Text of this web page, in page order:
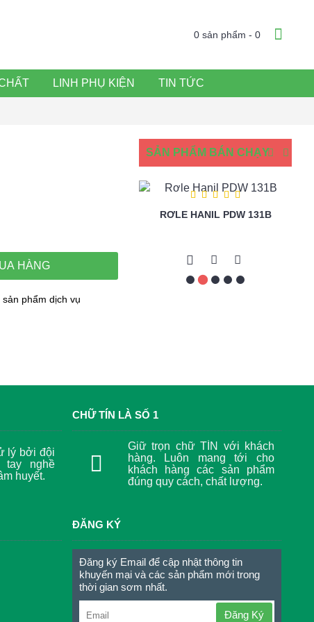
0 sản phẩm - 0
LINH PHỤ KIỆN TIN TỨC
SẢN PHẨM BÁN CHẠY
RƠLE HANIL PDW 131B
HÀNG
sản phẩm dịch vụ
lý bởi đội
tay nghề
huyết.
CHỮ TÍN LÀ SỐ 1
Giữ trọn chữ TÍN với khách
hàng. Luôn mang tới cho
khách hàng các sản phẩm
đúng quy cách, chất lượng.
ĐĂNG KÝ
Đăng ký Email để cập nhật thông tin
khuyến mại và các sản phẩm mới trong
thời gian sơm nhất.
Đăng Ký